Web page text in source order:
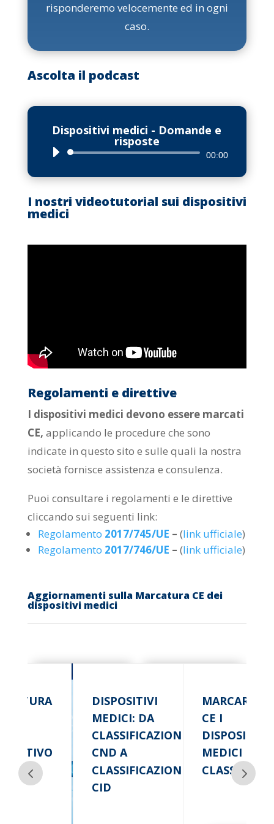
risponderemo velocemente ed in ogni
caso.
Ascolta il podcast
Dispositivi medici - Domande e
risposte
Audio
00:00
I nostri videotutorial sui dispositivi
medici
Regolamenti e direttive
I dispositivi medici devono essere marcati
CE, applicando le procedure che sono
indicate in questo sito e sulle quali la nostra
società fornisce assistenza e consulenza.
Puoi consultare i regolamenti e le direttive
cliccando sui seguenti link:
Regolamento 2017/745/UE – (link ufficiale)
Regolamento 2017/746/UE – (link ufficiale)
Aggiornamenti sulla Marcatura CE dei
dispositivi medici
DISPOSITIVI
MEDICI: DA
CLASSIFICAZIONE
CND A
CLASSIFICAZIONE
CID
MARCARE
CE I
DISPOSITIVI
MEDICI DI
CLASSE I